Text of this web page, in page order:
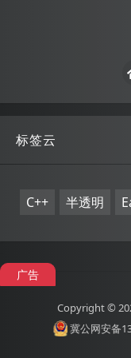
标签云
C++ 半透明
广告
Copyright ©
冀公网安备